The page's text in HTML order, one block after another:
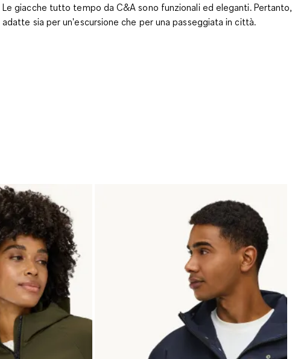
Le giacche tutto tempo da C&A sono funzionali ed eleganti.
adatte sia per un'escursione che per una passeggiata in città.